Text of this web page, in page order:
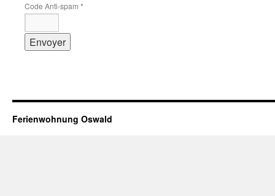
Code Anti-spam *
Ferienwohnung Oswald